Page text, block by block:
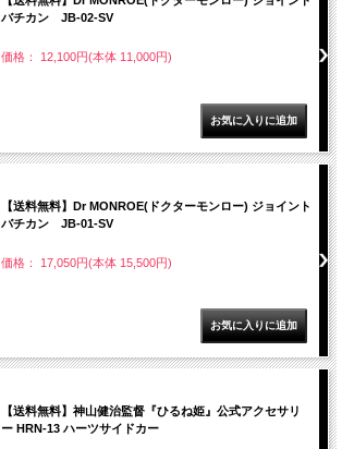
バチカン JB-02-SV
価格： 12,100円(本体 11,000円)
【送料無料】Dr MONROE(ドクターモンロー) ジョイント
バチカン JB-01-SV
価格： 17,050円(本体 15,500円)
【送料無料】神山健治監督『ひるね姫』公式アクセサリ
ー HRN-13 ハーツサイドカー